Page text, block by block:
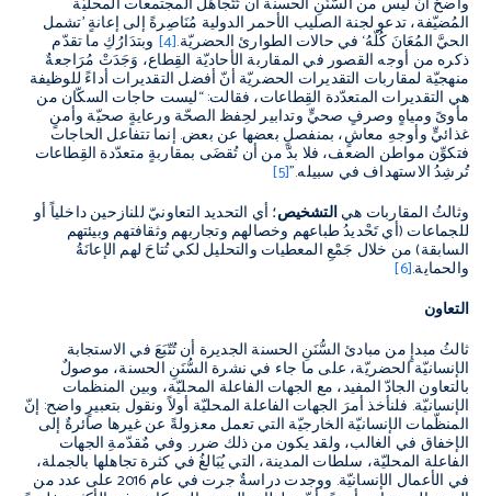
المُضيّفة، تدعو لجنة الصليب الأحمر الدولية مُنَاصِرةً إلى إعانةٍ’تشمل
الحيَّ المُعَانَ كُلّهُ‘ في حالات الطوارئ الحضريّة.
[4] وبتدَارُكِ ما تقدّم
ذكره من أوجه القصور في المقاربة الأحاديّة القِطاع، وَجَدَتْ مُرَاجعةٌ
منهجيّة لمقاربات التقديرات الحضريّة أنّ أفضل التقديرات أداءً للوظيفة
هي التقديرات المتعدّدة القِطاعات، فقالت: “ليست حاجات السكّان من
مأوىً ومياهٍ وصرفٍ صحيٍّ وتدابير لحِفظ الصحّة ورعايةٍ صحيّة وأمنٍ
غذائيٍّ وأوجهِ معاشٍ، بمنفصلٍ بعضها عن بعض. إنما تتفاعل الحاجات
فتكوِّن مواطن الضعف، فلا بدّ من أن تُقضَى بمقاربةٍ متعدّدة القِطاعات
تُرشِدُ الاستهداف في سبيله.”
[5]
وثالثُ المقاربات هيالتشخيص؛ أي التحديد التعاونيّ للنازحين داخلياً أو
للجماعات (أي تَحْديدُ طباعهم وخصالهم وتجاربهم وثقافتهم وبيئتهم
السابقة)من خلال جَمْعِ المعطيات والتحليل لكي تُتاحَ لهم الإعانَةُ
والحماية.
[6]
التعاون
ثالثُ مبدإٍ من مبادئ السُّنَنِ الحسنة الجديرة أن تُتّبَعَ في الاستجابة
الإنسانيّة الحضريّة، على ما جاء في نشرة السُّنَنِ الحسنة، موصولٌ
بالتعاون الجادّ المفيد، مع الجهات الفاعلة المحليّة، وبين المنظمات
الإنسانيّة. فلنأخذ أمرَ الجهات الفاعلة المحليّة أولاً ونقول بتعبيرٍ واضح: إنّ
المنظّمات الإنسانيّة الخارجيّة التي تعمل معزولةً عن غيرها صائرةٌ إلى
الإخفاق في الغالب، ولقد يكون من ذلك ضرر. وفي مٌقدّمةِ الجهات
الفاعلة المحليّة، سلطات المدينة، التي يُبَالغُ في كثرة تجاهلها بالجملة،
في الأعمال الإنسانيّة. ووجدت دراسةٌ جرت في عام 2016 على عدد من